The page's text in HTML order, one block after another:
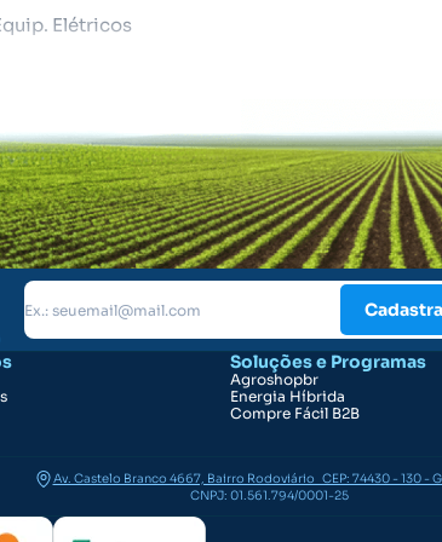
Elétricos
Soluções e Programas
Agroshopbr
Energia Híbrida
Compre Fácil B2B
Av. Castelo Branco 4667, Bairro Rodoviário CEP: 74430 - 130 -
CNPJ: 01.561.794/0001-25